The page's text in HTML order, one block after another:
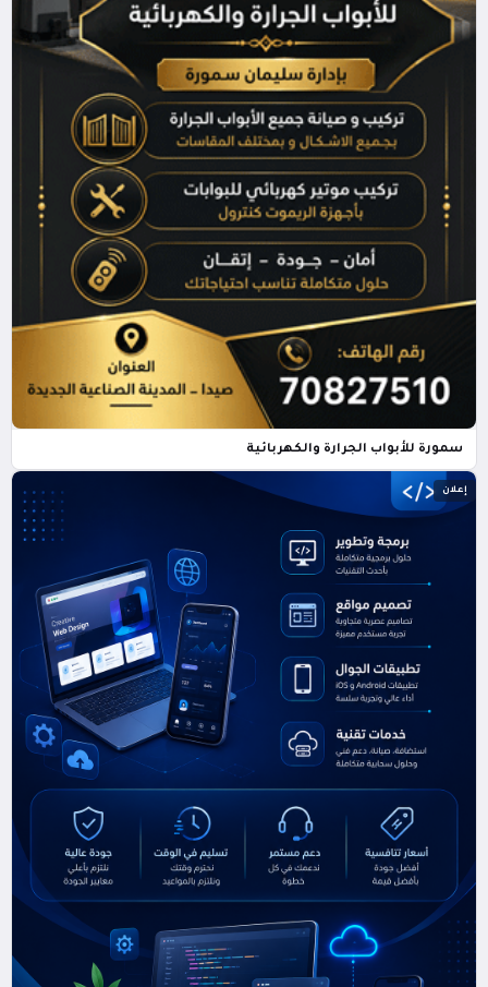
سمورة للأبواب الجرارة والكهربائية
إعلان